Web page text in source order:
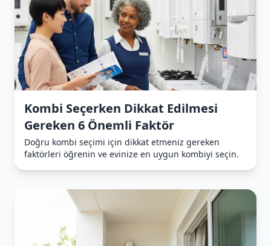
Kombi Seçerken Dikkat Edilmesi
Gereken 6 Önemli Faktör
Doğru kombi seçimi için dikkat etmeniz gereken
faktörleri öğrenin ve evinize en uygun kombiyi seçin.